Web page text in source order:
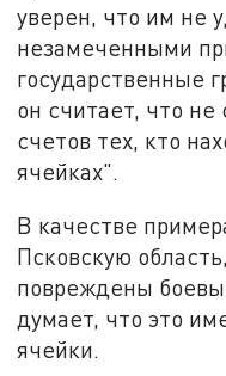
уверен, что им не
незамеченными
государственные
он считает, что не
счетов тех, кто
ячейках".
В качестве
Псковскую
повреждены
думает, что это
ячейки.